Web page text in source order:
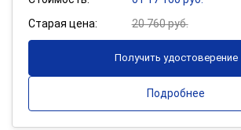
Старая цена:
20 760 руб.
Получить удостоверение
Подробнее